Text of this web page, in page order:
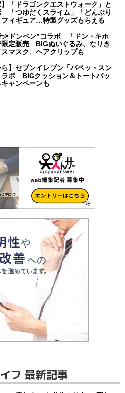
】「ドラゴンクエストウォーク」と
「つゆだくスライム」「どんぶり
フィギュア…特製グッズもらえる
×ドンペン”コラボ 「ドン・キホ
限定販売 BIGぬいぐるみ、なりき
スマスク、ヘアクリップも
ら】セブンイレブン「パペットスン
ラボ BIGクッション＆トートバッ
ャンペーンも
フ 最新記事